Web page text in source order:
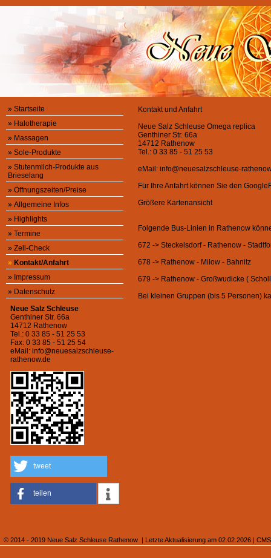
» Startseite
» Halotherapie
» Massagen
» Sole-Produkte
» Stutenmilch-Produkte aus
Brieselang
» Öffnungszeiten/Preise
» Allgemeine Infos
» Highlights
» Termine
» Zell-Check
» Kontakt/Anfahrt
» Impressum
» Datenschutz
Neue Salz Schleuse
Genthiner Str. 66a
14712 Rathenow
Tel.: 0 33 85 - 51 25 53
Fax: 0 33 85 - 51 25 54
eMail: info@neuesalzschleuse-
rathenow.de
tweet
teilen
Kontakt und Anfahrt
Neue Salz Schleuse Omega replica
Genthiner Str. 66a
14712 Rathenow
Tel.: 0 33 85 - 51 25 53
eMail: info@neuesalzschleuse-
Für Ihre Anfahrt können Sie den
Größere Kartenansicht
Folgende Bus-Linien in Rathenow
672 -> Steckelsdorf - Rathenow -
678 -> Rathenow - Milow - Bahnitz
679 -> Rathenow - Großwudicke (
Bei kleinen Gruppen (bis 5 Personen)
© 2014 - 2019 Neue Salz Schleuse Rathenow | Letzte Aktualisierung am 02.02.2026 |